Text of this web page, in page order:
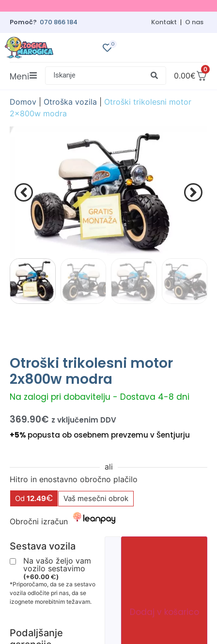
Pomoč? 070 866 184 Kontakt O nas
0
0
0.00€
Iskanje
Meni
Domov Otroška vozila
Otroški trikolesni motor
2x800w modra
Otroški trikolesni motor
2x800w modra
Na zalogi pri dobavitelju - Dostava 4-8 dni
369.90€ z vključenim DDV
+5% popusta ob osebnem prevzemu v Šentjurju
ali
Hitro in enostavno obročno plačilo
Od 12.49€ Vaš mesečni obrok
Obročni izračun
Sestava vozila
Na vašo željo vam
vozilo sestavimo
(+60.00€)
*Priporočamo, da se za sestavo
vozila odločite pri nas, da se
izognete morebitnim težavam.
Podaljšanje
Dodaj v košarico